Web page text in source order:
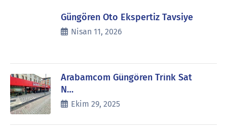
Güngören Oto Ekspertiz Tavsiye
Nisan 11, 2026
Arabamcom Güngören Trink Sat
N…
Ekim 29, 2025